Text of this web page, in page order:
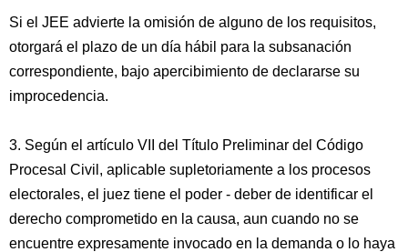
Si el JEE advierte la omisión de alguno de los requisitos,
otorgará el plazo de un día hábil para la subsanación
correspondiente, bajo apercibimiento de declararse su
improcedencia.
3. Según el artículo VII del Título Preliminar del Código
Procesal Civil, aplicable supletoriamente a los procesos
electorales, el juez tiene el poder - deber de identificar el
derecho comprometido en la causa, aun cuando no se
encuentre expresamente invocado en la demanda o lo haya